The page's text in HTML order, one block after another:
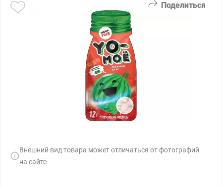
Поделиться
Внешний вид товара может отличаться от фотографий
на сайте